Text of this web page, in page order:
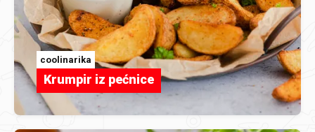
coolinarika
Krumpir iz pećnice